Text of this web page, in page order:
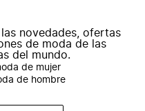
novedades, ofertas
de moda de las
del mundo.
de mujer
de hombre